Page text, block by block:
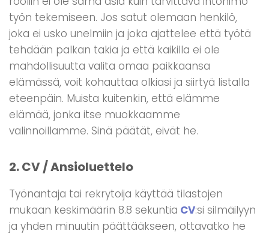
työn tekemiseen. Jos satut olemaan henkilö,
joka ei usko unelmiin ja joka ajattelee että työtä
tehdään palkan takia ja että kaikilla ei ole
mahdollisuutta valita omaa paikkaansa
elämässä, voit kohauttaa olkiasi ja siirtyä listalla
eteenpäin. Muista kuitenkin, että elämme
elämää, jonka itse muokkaamme
valinnoillamme. Sinä päätät, eivät he.
2.CV / Ansioluettelo
Työnantaja tai rekrytoija käyttää tilastojen
mukaan keskimäärin 8.8 sekuntia CV:si silmäilyyn
ja yhden minuutin päättääkseen, ottavatko he